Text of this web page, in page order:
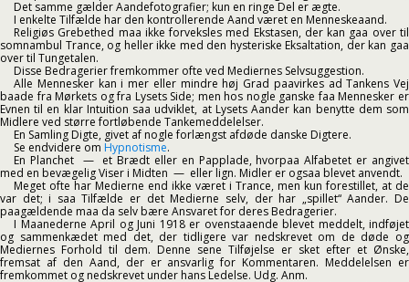
Det samme gælder Aandefotografier; kun en ringe Del er ægte.
I enkelte Tilfælde har den kontrollerende Aand været en Menneskeaand.
Religiøs Grebethed maa ikke forveksles med Ekstasen, der kan gaa over til
somnambul Trance, og heller ikke med den hysteriske Eksaltation, der kan gaa
over til Tungetalen.
Disse Bedragerier fremkommer ofte ved Mediernes Selvsuggestion.
Alle Mennesker kan i mer eller mindre høj Grad paavirkes ad Tankens Vej
baade fra Mørkets og fra Lysets Side; men hos nogle ganske faa Mennesker er
Evnen til en klar Intuition saa udviklet, at Lysets Aander kan benytte dem som
Midlere ved større fortløbende Tankemeddelelser.
En Samling Digte, givet af nogle forlængst afdøde danske Digtere.
Se endvidere om Hypnotisme.
En Planchet — et Brædt eller en Papplade, hvorpaa Alfabetet er angivet
med en bevægelig Viser i Midten — eller lign. Midler er ogsaa blevet anvendt.
Meget ofte har Medierne end ikke været i Trance, men kun forestillet, at de
var det; i saa Tilfælde er det Medierne selv, der har „spillet“ Aander. De
paagældende maa da selv bære Ansvaret for deres Bedragerier.
I Maanederne April og Juni 1918 er ovenstaaende blevet meddelt, indføjet
og sammenkædet med det, der tidligere var nedskrevet om de døde og
Mediernes Forhold til dem. Denne sene Tilføjelse er sket efter et Ønske,
fremsat af den Aand, der er ansvarlig for Kommentaren. Meddelelsen er
fremkommet og nedskrevet under hans Ledelse. Udg. Anm.